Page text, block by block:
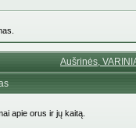
Aušrinės,
apie orus ir jų kaitą.